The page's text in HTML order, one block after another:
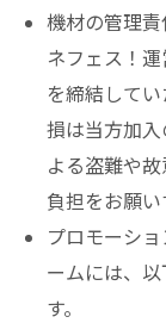
機材の管理
ネフェス！
を締結して
損は当方加
よる盗難や
負担をお願い
プロモーシ
ームには、
す。